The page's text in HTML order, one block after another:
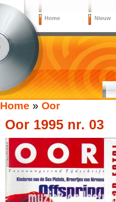
Home Nieuw
Home » Oor
Oor 1995 nr. 03